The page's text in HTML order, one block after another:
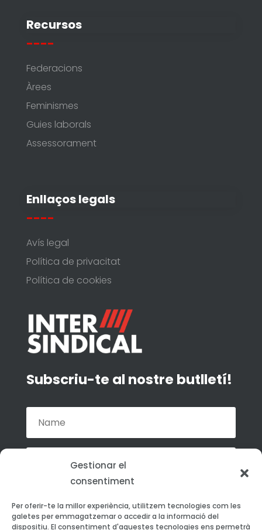
Gestionar el
consentiment
Per oferir-te la millor experiència, utilitzem tecnologies com les
galetes per emmagatzemar o accedir a la informació del
dispositiu. El consentiment d'aquestes tecnologies ens permetrà
Recursos
----
Federacions
Àrees
Feminismes
Guies laborals
Assessorament
Enllaços legals
----
Avís legal
Política de privacitat
Política de cookies
Subscriu-te al nostre butlletí!
Accepto la política de privacitat de La
Intersindical.